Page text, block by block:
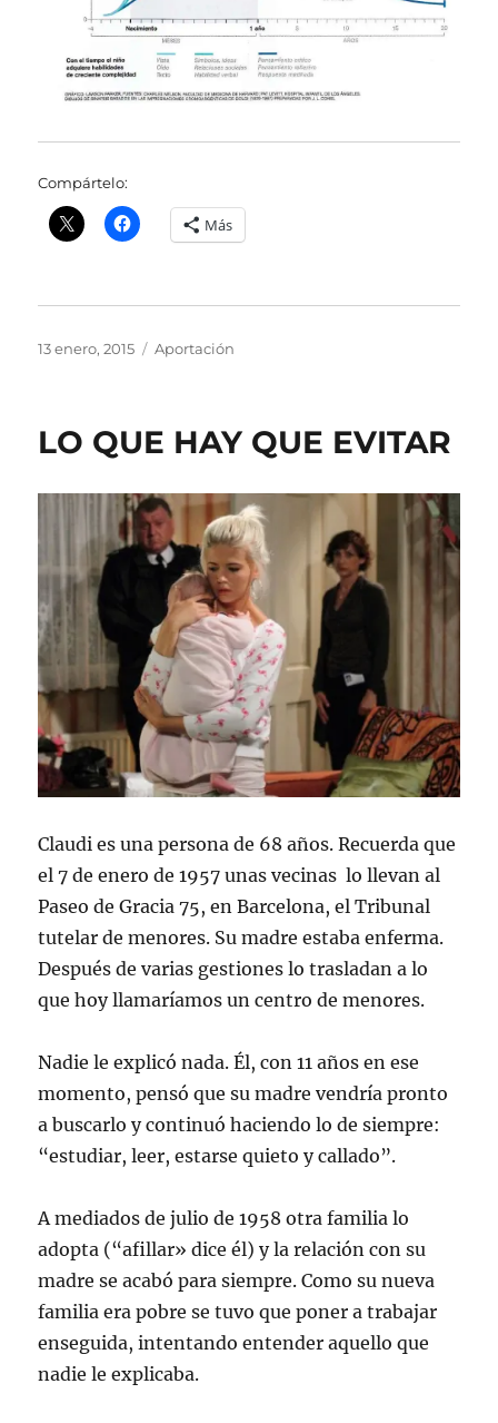
Compártelo:
Más
Publicado
13 enero, 2015 Categorías
Aportación
LO QUE HAY QUE EVITAR
Claudi es una persona de 68 años. Recuerda que
el 7 de enero de 1957 unas vecinas lo llevan al
Paseo de Gracia 75, en Barcelona, el Tribunal
tutelar de menores. Su madre estaba enferma.
Después de varias gestiones lo trasladan a lo
que hoy llamaríamos un centro de menores.
Nadie le explicó nada. Él, con 11 años en ese
momento, pensó que su madre vendría pronto
a buscarlo y continuó haciendo lo de siempre:
“estudiar, leer, estarse quieto y callado”.
A mediados de julio de 1958 otra familia lo
adopta (“afillar» dice él) y la relación con su
madre se acabó para siempre. Como su nueva
familia era pobre se tuvo que poner a trabajar
enseguida, intentando entender aquello que
nadie le explicaba.